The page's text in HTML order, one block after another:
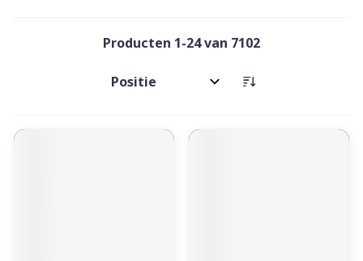
Producten 1-24van 7102
Sorteer op: